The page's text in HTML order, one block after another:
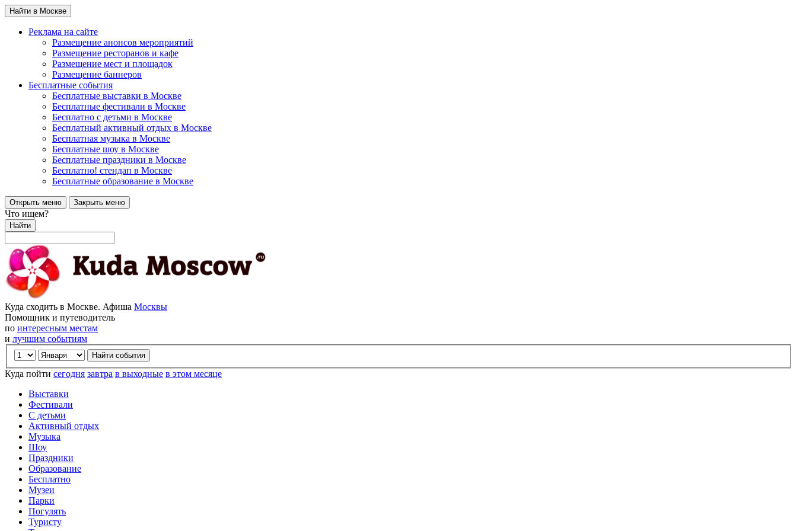
Найти в Москве
Реклама на сайте
Размещение анонсов мероприятий
Размещение ресторанов и кафе
Размещение мест и площадок
Размещение баннеров
Бесплатные события
Бесплатные выставки в Москве
Бесплатные фестивали в Москве
Бесплатно с детьми в Москве
Бесплатный активный отдых в Москве
Бесплатная музыка в Москве
Бесплатные шоу в Москве
Бесплатные праздники в Москве
Бесплатно! стендап в Москве
Бесплатные образование в Москве
Открыть меню Закрыть меню
Что ищем?
Найти
Куда сходить в Москве. Афиша Москвы
Помощник и путеводитель
по интересным местам
и лучшим событиям
Куда пойти сегодня завтра в выходные в этом месяце
Выставки
Фестивали
С детьми
Активный отдых
Музыка
Шоу
Праздники
Образование
Бесплатно
Музеи
Парки
Погулять
Туристу